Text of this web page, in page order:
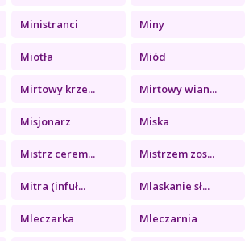
Ministranci Miny
Miotła Miód
Mirtowy krze... Mirtowy wian...
Misjonarz Miska
Mistrz cerem... Mistrzem zos...
Mitra (infuł... Mlaskanie sł...
Mleczarka Mleczarnia